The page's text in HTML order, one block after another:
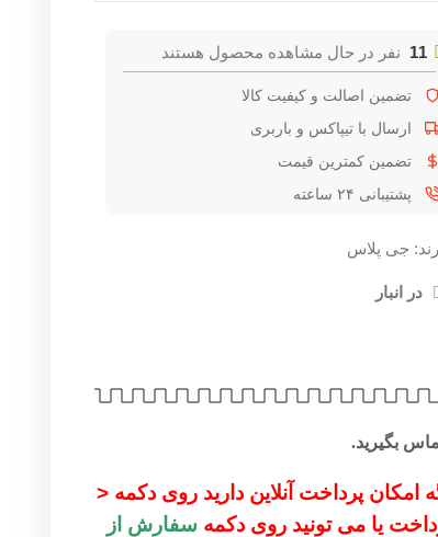
11 نفر در حال مشاهده محصول هستند
تضمین اصالت و کیفیت کالا
ارسال با تیپاکس و باربری
تضمین کمترین قیمت
پشتیبانی ۲۴ ساعته
جی پلاس
بگیرید.
پرداخت آنلاین دارید روی دکمه <
یا می تونید روی دکمه سفارش از